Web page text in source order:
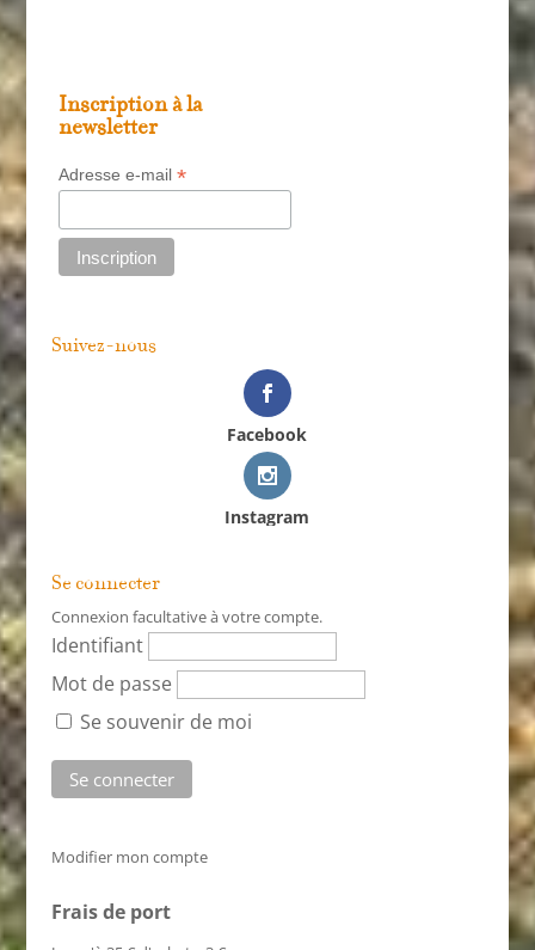
Inscription à la
newsletter
Adresse e-mail *
Suivez-nous
Facebook
Instagram
Se connecter
Connexion facultative à votre compte.
Identifiant
Mot de passe
Se souvenir de moi
Modifier mon compte
Frais de port